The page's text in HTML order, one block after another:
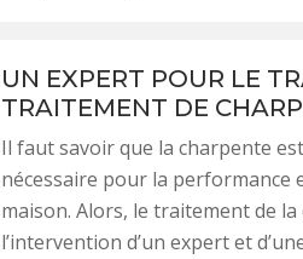
UN EXPERT POUR LE
TRAITEMENT DE
Il faut savoir que la charpente
nécessaire pour la performance
maison. Alors, le traitement de
l’intervention d’un expert et